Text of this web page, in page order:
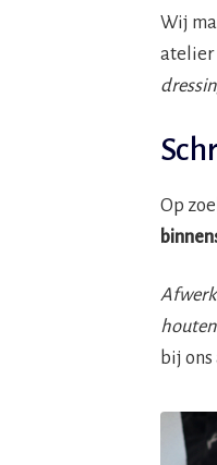
Wij
atelier
Op
bij